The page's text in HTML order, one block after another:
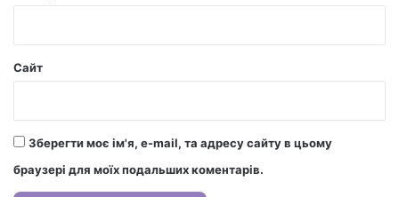
Сайт
Зберегти моє ім'я, e-mail, та адресу сайту в цьому
браузері для моїх подальших коментарів.